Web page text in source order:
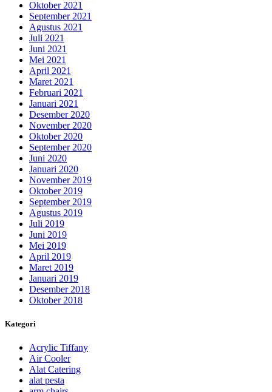
Oktober 2021
September 2021
Agustus 2021
Juli 2021
Juni 2021
Mei 2021
April 2021
Maret 2021
Februari 2021
Januari 2021
Desember 2020
November 2020
Oktober 2020
September 2020
Juni 2020
Januari 2020
November 2019
Oktober 2019
September 2019
Agustus 2019
Juli 2019
Juni 2019
Mei 2019
April 2019
Maret 2019
Januari 2019
Desember 2018
Oktober 2018
Kategori
Acrylic Tiffany
Air Cooler
Alat Catering
alat pesta